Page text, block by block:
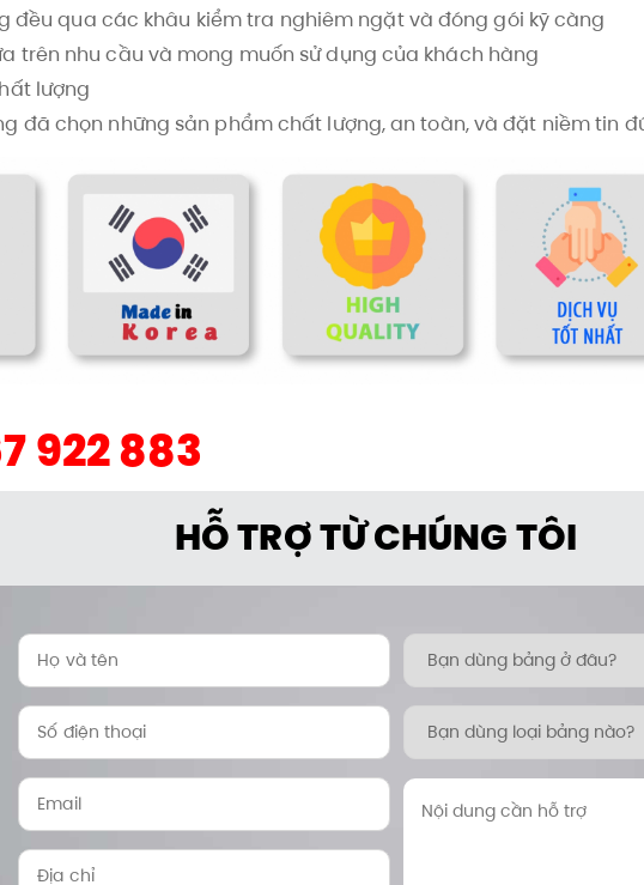
đều qua các khâu kiểm tra nghiêm ngặt và đóng gói kỹ càng
trên nhu cầu và mong muốn sử dụng của khách hàng
lượng
đã chọn những sản phẩm chất lượng, an toàn, và đặt niềm tin
922 883
HỖ TRỢ TỪ CHÚNG TÔI